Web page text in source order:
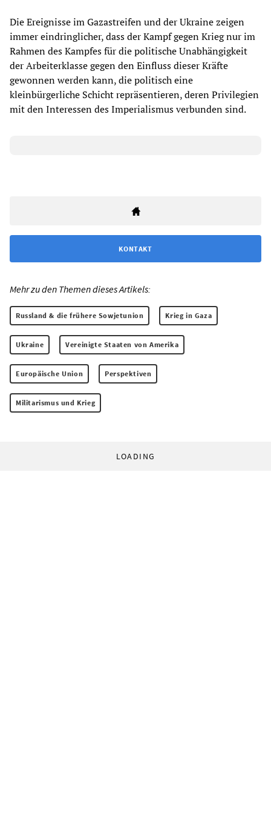
Die Ereignisse im Gazastreifen und der Ukraine zeigen
immer eindringlicher, dass der Kampf gegen Krieg nur im
Rahmen des Kampfes für die politische Unabhängigkeit
der Arbeiterklasse gegen den Einfluss dieser Kräfte
gewonnen werden kann, die politisch eine
kleinbürgerliche Schicht repräsentieren, deren Privilegien
mit den Interessen des Imperialismus verbunden sind.
KONTAKT
Mehr zu den Themen dieses Artikels:
Russland & die frühere Sowjetunion Krieg in Gaza
Ukraine Vereinigte Staaten von Amerika
Europäische Union Perspektiven
Militarismus und Krieg
LOADING